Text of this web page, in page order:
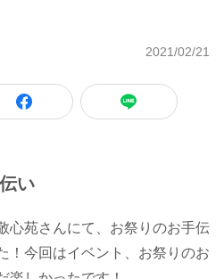
2021/02/21
い
心苑さんにて、お祭りのお手伝
！今回はイベント、お祭りのお